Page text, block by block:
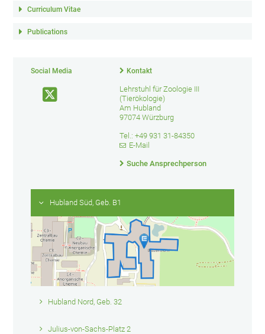
Curriculum Vitae
Publications
Social Media Kontakt
Lehrstuhl für Zoologie III
(Tierökologie)
Am Hubland
97074 Würzburg
Tel.: +49 931 31-84350
E-Mail
Suche Ansprechperson
Hubland Süd, Geb. B1
Hubland Nord, Geb. 32
Julius-von-Sachs-Platz 2